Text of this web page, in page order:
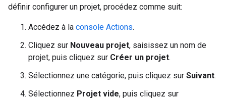
définir configurer un projet, procédez comme suit:
Accédez à la console Actions.
Cliquez sur Nouveau projet, saisissez un nom de
projet, puis cliquez sur Créer un projet.
Sélectionnez une catégorie, puis cliquez sur Suivant.
Sélectionnez Projet vide, puis cliquez sur